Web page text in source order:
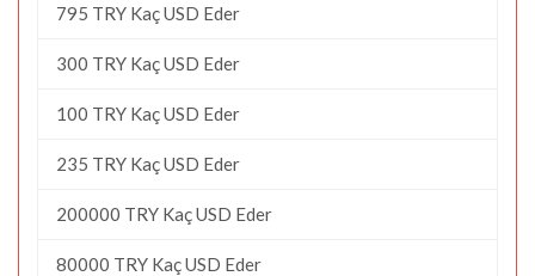
795 TRY Kaç USD Eder
300 TRY Kaç USD Eder
100 TRY Kaç USD Eder
235 TRY Kaç USD Eder
200000 TRY Kaç USD Eder
80000 TRY Kaç USD Eder